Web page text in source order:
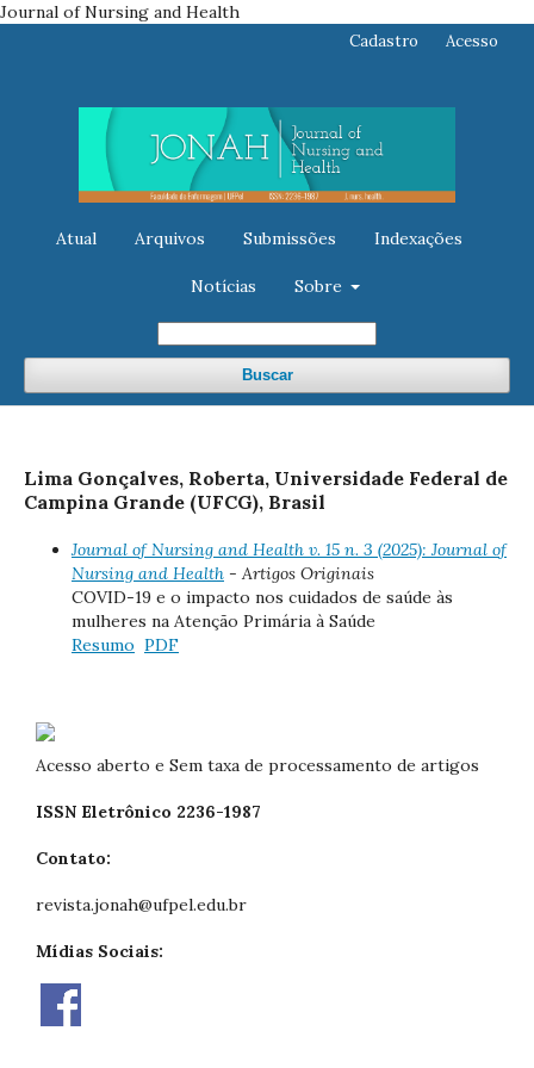
Journal of Nursing and Health
Atual Arquivos Submissões Indexações
Notícias Sobre
Buscar
Cadastro Acesso
Lima Gonçalves, Roberta, Universidade Federal de
Campina Grande (UFCG), Brasil
Journal of Nursing and Health v. 15 n. 3 (2025): Journal of
Nursing and Health - Artigos Originais
COVID-19 e o impacto nos cuidados de saúde às
mulheres na Atenção Primária à Saúde
Resumo PDF
Acesso aberto e Sem taxa de processamento de artigos
ISSN Eletrônico 2236-1987
Contato:
revista.jonah@ufpel.edu.br
Mídias Sociais: